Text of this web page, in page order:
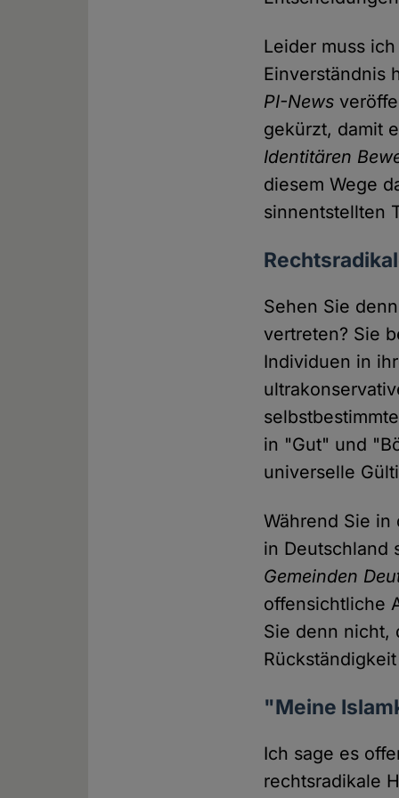
Leider muss
Einverständnis
PI-News
gekürzt, damit
Identitären
diesem Wege
sinnentstellten
Sehen Sie
vertreten? Sie
Individuen in
in "Gut" und
universelle
Während Sie
in Deutschland
Gemeinden
offensichtliche
Sie denn nicht,
"Meine
Ich sage es
rechtsradikale